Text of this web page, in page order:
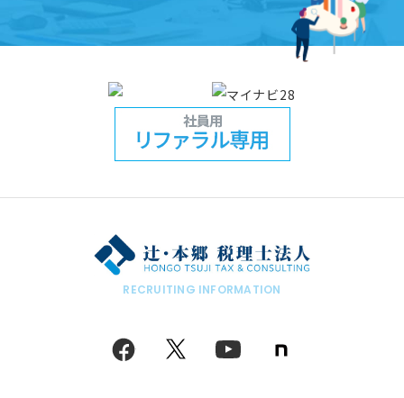
RECRUITING INFORMATION
facebook twitter youtube